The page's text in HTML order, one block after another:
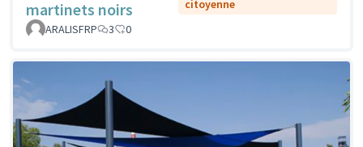
martinets noirs
citoyenne
ARALISFRP
3 0